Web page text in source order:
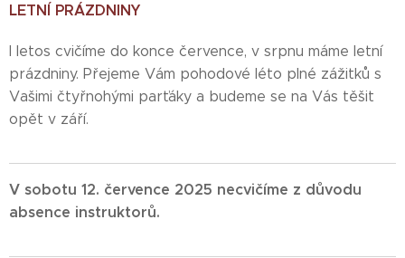
LETNÍ PRÁZDNINY
I letos cvičíme do konce července, v srpnu máme letní
prázdniny. Přejeme Vám pohodové léto plné zážitků s
Vašimi čtyřnohými parťáky a budeme se na Vás těšit
opět v září.
V sobotu 12. července 2025 necvičíme z důvodu
absence instruktorů.